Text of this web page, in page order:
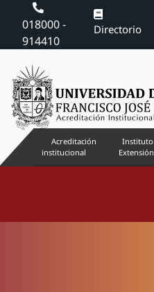
018000 -
914410
Directorio
Acreditación
institucional
Instituto
Extensión